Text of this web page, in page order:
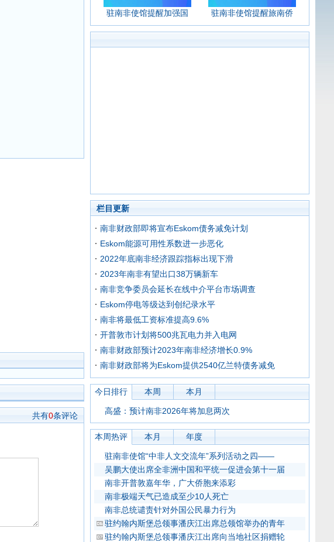
共有0条评论
驻南非使馆提醒加强国 驻南非使馆提醒旅南侨
栏目更新
南非财政部即将宣布Eskom债务减免计划
Eskom能源可用性系数进一步恶化
2022年底南非经济跟踪指标出现下滑
2023年南非有望出口38万辆新车
南非竞争委员会延长在线中介平台市场调查
Eskom停电等级达到创纪录水平
南非将最低工资标准提高9.6%
开普敦市计划将500兆瓦电力并入电网
南非财政部预计2023年南非经济增长0.9%
南非财政部将为Eskom提供2540亿兰特债务减免
今日排行 本周 本月
高盛：预计南非2026年将加息两次
本周热评 本月 年度
驻南非使馆“中非人文交流年”系列活动之四——
吴鹏大使出席全非洲中国和平统一促进会第十一届
南非开普敦嘉年华，广大侨胞来添彩
南非极端天气已造成至少10人死亡
南非总统谴责针对外国公民暴力行为
驻约翰内斯堡总领事潘庆江出席总领馆举办的青年
驻约翰内斯堡总领事潘庆江出席向当地社区捐赠轮